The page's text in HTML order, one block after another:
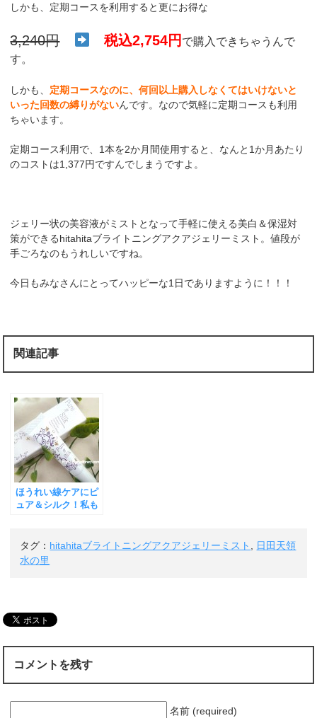
しかも、定期コースを利用すると更にお得な
3,240円 税込2,754円 で購入できちゃうんで
す。
しかも、 定期コースなのに、何回以上購入しなくてはいけないと
いった回数の縛りがないんです。なので気軽に定期コースも利用
ちゃいます。
定期コース利用で、1本を2か月間使用すると、なんと1か月あたり
のコストは1,377円ですんでしまうですよ。
ジェリー状の美容液がミストとなって手軽に使える美白＆保湿対
策ができるhitahitaブライトニングアクアジェリーミスト。値段が
手ごろなのもうれしいですね。
今日もみなさんにとってハッピーな1日でありますように！！！
関連記事
ほうれい線ケアにピ
ュア＆シルク！私も
タグ： hitahitaブライトニングアクアジェリーミスト , 日田天領
水の里
コメントを残す
名前 (required)